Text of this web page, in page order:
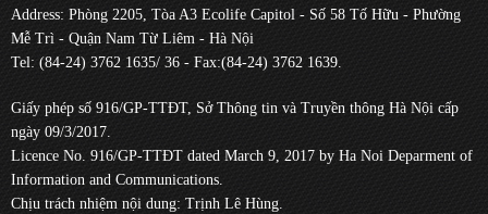
Address: Phòng 2205, Tòa A3 Ecolife Capitol - Số 58 Tố Hữu - Phường
Mễ Trì - Quận Nam Từ Liêm - Hà Nội
Tel: (84-24) 3762 1635/ 36 - Fax:(84-24) 3762 1639.
Giấy phép số 916/GP-TTĐT, Sở Thông tin và Truyền thông Hà Nội cấp
ngày 09/3/2017.
Licence No. 916/GP-TTĐT dated March 9, 2017 by Ha Noi Deparment of
Information and Communications.
Chịu trách nhiệm nội dung: Trịnh Lê Hùng.